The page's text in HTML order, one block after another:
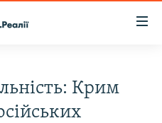
Крим